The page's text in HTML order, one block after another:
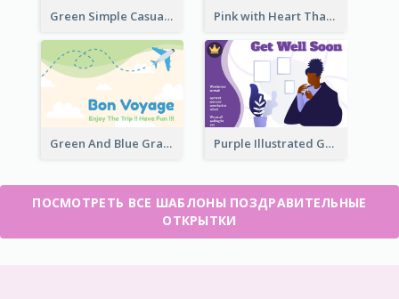
Green Simple Casual Greeting Card Pink with Heart Thank You Card
Green And Blue Graphic Bon Voyage Card Purple Illustrated Getting Well Soon Card With Messages
ПОСМОТРЕТЬ ВСЕ ШАБЛОНЫ ПОЗДРАВИТЕЛЬНЫЕ
ОТКРЫТКИ